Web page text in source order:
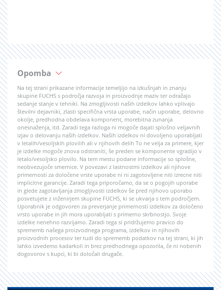
Opomba
Na tej strani prikazane informacije temeljijo na izkušnjah in znanju
skupine FUCHS s področja razvoja in proizvodnje maziv ter odražajo
sedanje stanje v tehniki. Na zmogljivosti naših izdelkov lahko vplivajo
številni dejavniki, zlasti specifična vrsta uporabe, način uporabe, delovno
okolje, predhodna obdelava komponent, morebitna zunanja
onesnaženja, itd. Zaradi tega razloga ni mogoče dajati splošno veljavnih
izjav o delovanju naših izdelkov. Naših izdelkov ni dovoljeno uporabljati
v letalih/vesoljskih plovilih ali v njihovih delih To ne velja za primere, kjer
je izdelke mogoče znova odstraniti, še preden se komponente vgradijo v
letalo/vesoljsko plovilo. Na tem mestu podane informacije so splošne,
neobvezujoče smernice. V povezavi z lastnostmi izdelkov ali njihove
primernosti za določene vrste uporabe ni ni zagotovljene niti izrecne niti
implicitne garancije. Zaradi tega priporočamo, da se o pogojih uporabe
in glede zagotavljanja zmogljivosti izdelkov še pred njihovo uporabo
posvetujete z inženirjem skupine FUCHS, ki se ukvarja s tem področjem.
Uporabnik je odgovoren za preverjanje primernosti izdelkov za določeno
vrsto uporabe in jih mora uporabljati s primerno skrbnostjo. Svoje
izdelke nenehno razvijamo. Zaradi tega si pridržujemo pravico do
sprememb našega proizvodnega programa, izdelkov in njihovih
proizvodnih procesov ter tudi do sprememb podatkov na tej strani, ki jih
lahko izvedemo kadarkoli in brez predhodnega opozorila, če ni nobenih
dogovorov s kupci, ki bi določali drugače.